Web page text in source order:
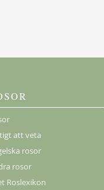
att veta
rosor
rosor
Roslexikon